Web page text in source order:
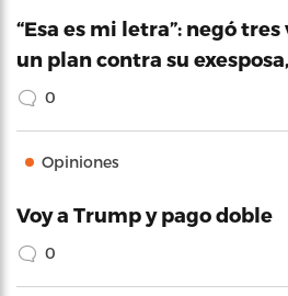
“Esa es mi letra”: negó
un plan contra su
0
Opiniones
Voy a Trump y pago doble
0